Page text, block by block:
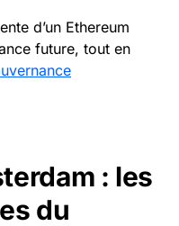
d’un Ethereum
future, tout en
: les
du